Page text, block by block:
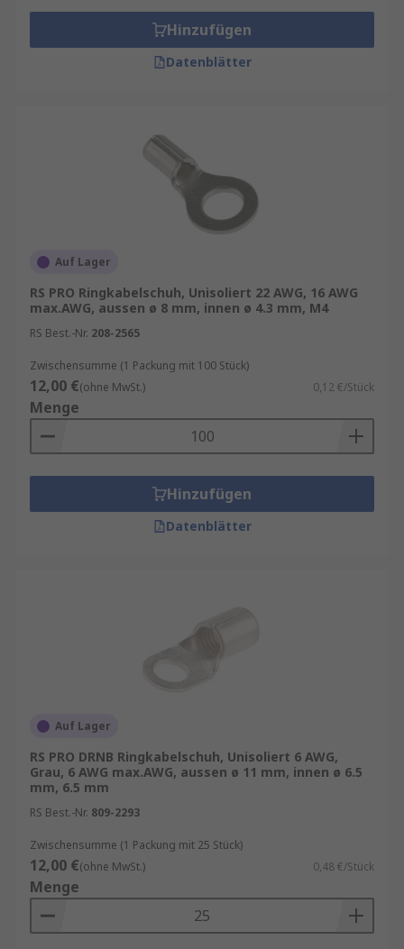
Hinzufügen
Datenblätter
Auf Lager
RS PRO Ringkabelschuh, Unisoliert 22 AWG, 16 AWG
max.AWG, aussen ø 8 mm, innen ø 4.3 mm, M4
RS Best.-Nr. 208-2565
Zwischensumme (1 Packung mit 100 Stück)
12,00 €(ohne MwSt.) 0,12 €/Stück
Menge
Hinzufügen
Datenblätter
Auf Lager
RS PRO DRNB Ringkabelschuh, Unisoliert 6 AWG,
Grau, 6 AWG max.AWG, aussen ø 11 mm, innen ø 6.5
mm, 6.5 mm
RS Best.-Nr. 809-2293
Zwischensumme (1 Packung mit 25 Stück)
12,00 €(ohne MwSt.) 0,48 €/Stück
Menge